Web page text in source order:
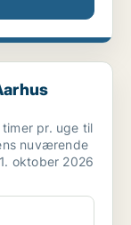
Provst...
pr. uge til
nuværende
oktober 2026